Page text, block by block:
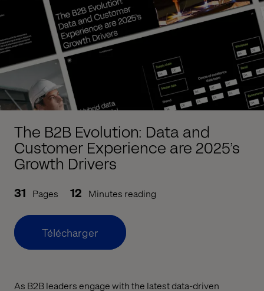
The B2B Evolution: Data and
Customer Experience are 2025’s
Growth Drivers
31 Pages 12 Minutes reading
Télécharger
As B2B leaders engage with the latest data-driven